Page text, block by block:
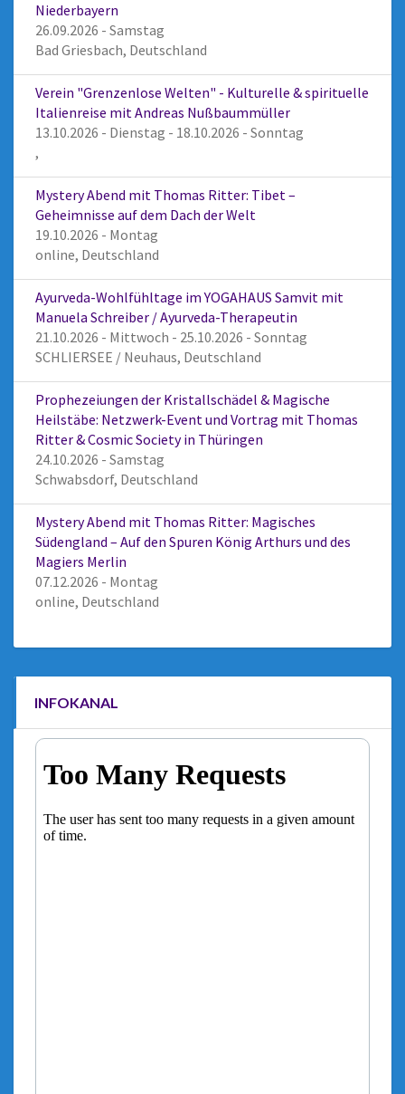
Niederbayern
26.09.2026 - Samstag
Bad Griesbach, Deutschland
Verein "Grenzenlose Welten" - Kulturelle & spirituelle
Italienreise mit Andreas Nußbaummüller
13.10.2026 - Dienstag - 18.10.2026 - Sonntag
,
Mystery Abend mit Thomas Ritter: Tibet –
Geheimnisse auf dem Dach der Welt
19.10.2026 - Montag
online, Deutschland
Ayurveda-Wohlfühltage im YOGAHAUS Samvit mit
Manuela Schreiber / Ayurveda-Therapeutin
21.10.2026 - Mittwoch - 25.10.2026 - Sonntag
SCHLIERSEE / Neuhaus, Deutschland
Prophezeiungen der Kristallschädel & Magische
Heilstäbe: Netzwerk-Event und Vortrag mit Thomas
Ritter & Cosmic Society in Thüringen
24.10.2026 - Samstag
Schwabsdorf, Deutschland
Mystery Abend mit Thomas Ritter: Magisches
Südengland – Auf den Spuren König Arthurs und des
Magiers Merlin
07.12.2026 - Montag
online, Deutschland
INFOKANAL